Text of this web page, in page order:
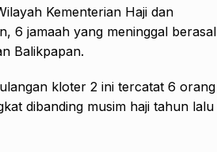
Kementerian Haji dan
6 jamaah yang meninggal berasal
Balikpapan.
kloter 2 ini tercatat 6 orang
dibanding musim haji tahun lalu